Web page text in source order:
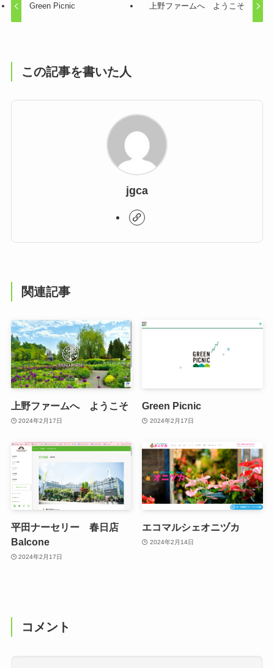
Green Picnic 上野ファームへ ようこそ
この記事を書いた人
jgca
関連記事
上野ファームへ ようこそ
2024年2月17日
Green Picnic
2024年2月17日
平田ナーセリー 春日店
Balcone
2024年2月17日
エコマルシェオニヅカ
2024年2月14日
コメント